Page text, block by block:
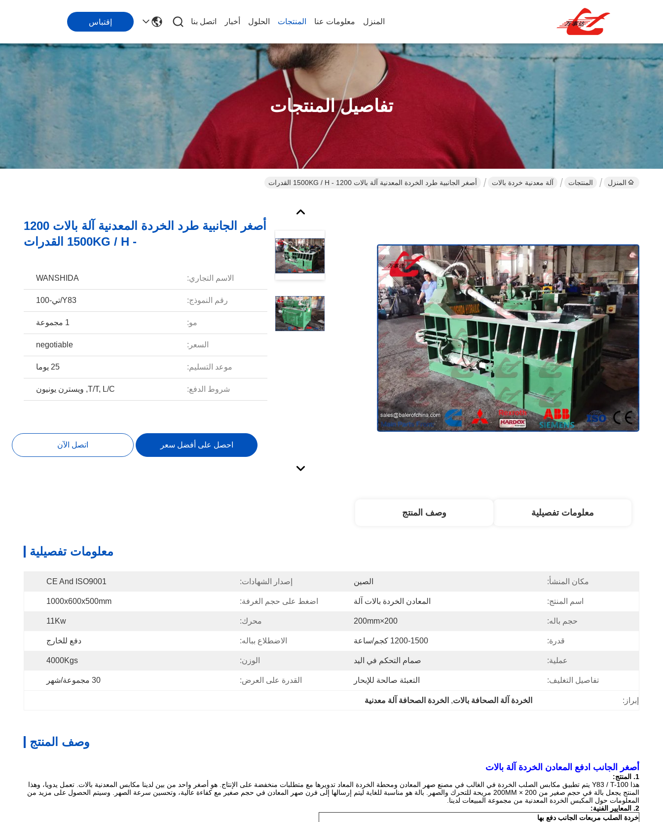
المنزل معلومات عنا المنتجات الحلول أخبار اتصل بنا إقتباس
تفاصيل المنتجات
المنزل المنتجات آلة معدنية خردة بالات أصغر الجانبية طرد الخردة المعدنية آلة بالات 1200 - 1500KG / H القدرات
أصغر الجانبية طرد الخردة المعدنية آلة بالات 1200
- 1500KG / H القدرات
الاسم التجاري: WANSHIDA
رقم النموذج: Y83/تي-100
مو: 1 مجموعة
السعر: negotiable
موعد التسليم: 25 يوما
شروط الدفع: T/T, L/C, ويسترن يونيون
احصل على أفضل سعر اتصل الآن
معلومات تفصيلية وصف المنتج
معلومات تفصيلية
مكان المنشأ: الصين إصدار الشهادات: CE And ISO9001
اسم المنتج: المعادن الخردة بالات آلة اضغط على حجم الغرفة: 1000x600x500mm
حجم باله: 200×200mm محرك: 11Kw
قدرة: 1200-1500 كجم/ساعة الاضطلاع بباله: دفع للخارج
عملية: صمام التحكم في اليد الوزن: 4000Kgs
تفاصيل التغليف: التعبئة صالحة للإبحار القدرة على العرض: 30 مجموعة/شهر
إبراز: الخردة آلة الصحافة بالات, الخردة الصحافة آلة معدنية
وصف المنتج
أصغر الجانب ادفع المعادن الخردة آلة بالات
1. المنتج:
هذا Y83 / T-100 يتم تطبيق مكابس الصلب الخردة في الغالب في مصنع صهر المعادن ومحطة الخردة المعاد تدويرها مع متطلبات منخفضة على الإنتاج.
هو أصغر واحد من بين لدينا مكابس المعدنية بالات. تعمل يدويا، وهذا
المنتج يجعل بالة في حجم صغير من 200 × 200MM مريحة للتحرك والصهر.
بالة هو مناسبة للغاية ليتم إرسالها إلى فرن صهر المعادن في حجم صغير مع كفاءة عالية، وتحسين سرعة الصهر.
وسيتم الحصول على مزيد من
المعلومات حول المكبس الخردة المعدنية من مجموعة المبيعات لدينا.
2. المعايير الفنية:
خردة الصلب مربعات الجانب دفع بها